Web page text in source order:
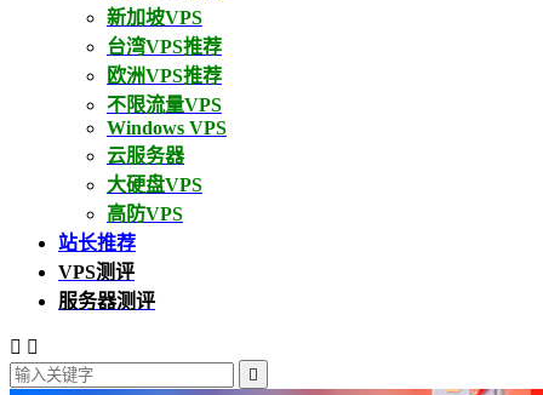
新加坡VPS
台湾VPS推荐
欧洲VPS推荐
不限流量VPS
Windows VPS
云服务器
大硬盘VPS
高防VPS
站长推荐
VPS测评
服务器测评
 
